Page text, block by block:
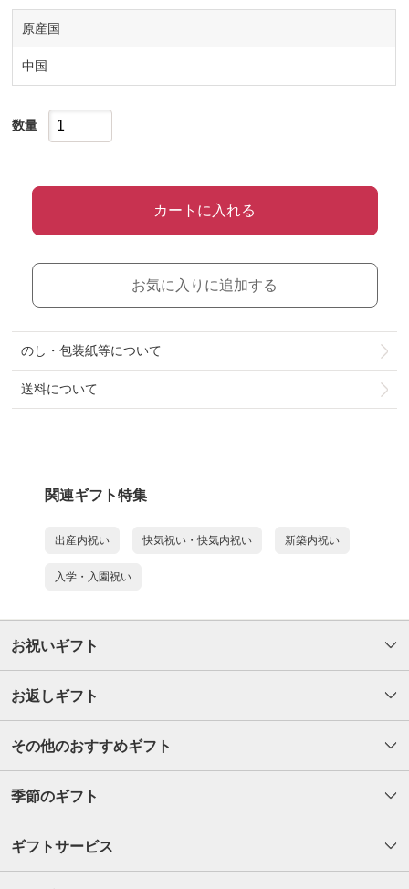
原産国
中国
数量
カートに入れる
お気に入りに追加する
のし・包装紙等について
送料について
関連ギフト特集
出産内祝い 快気祝い・快気内祝い 新築内祝い
入学・入園祝い
お祝いギフト
お返しギフト
その他のおすすめギフト
季節のギフト
ギフトサービス